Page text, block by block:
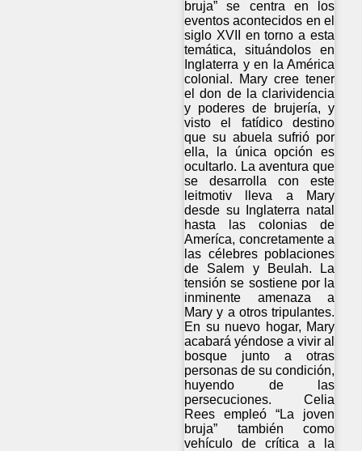
bruja” se centra en los
eventos acontecidos en el
siglo XVII en torno a esta
temática, situándolos en
Inglaterra y en la América
colonial. Mary cree tener
el don de la clarividencia
y poderes de brujería, y
visto el fatídico destino
que su abuela sufrió por
ella, la única opción es
ocultarlo. La aventura que
se desarrolla con este
leitmotiv lleva a Mary
desde su Inglaterra natal
hasta las colonias de
Ameríca, concretamente a
las célebres poblaciones
de Salem y Beulah. La
tensión se sostiene por la
inminente amenaza a
Mary y a otros tripulantes.
En su nuevo hogar, Mary
acabará yéndose a vivir al
bosque junto a otras
personas de su condición,
huyendo de las
persecuciones. Celia
Rees empleó “La joven
bruja” también como
vehículo de crítica a la